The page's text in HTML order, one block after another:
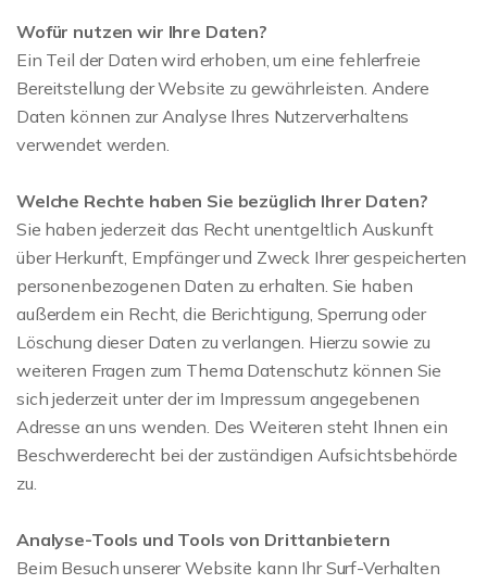
Wofür nutzen wir Ihre Daten?
Ein Teil der Daten wird erhoben, um eine fehlerfreie
Bereitstellung der Website zu gewährleisten. Andere
Daten können zur Analyse Ihres Nutzerverhaltens
verwendet werden.
Welche Rechte haben Sie bezüglich Ihrer Daten?
Sie haben jederzeit das Recht unentgeltlich Auskunft
über Herkunft, Empfänger und Zweck Ihrer gespeicherten
personenbezogenen Daten zu erhalten. Sie haben
außerdem ein Recht, die Berichtigung, Sperrung oder
Löschung dieser Daten zu verlangen. Hierzu sowie zu
weiteren Fragen zum Thema Datenschutz können Sie
sich jederzeit unter der im Impressum angegebenen
Adresse an uns wenden. Des Weiteren steht Ihnen ein
Beschwerderecht bei der zuständigen Aufsichtsbehörde
zu.
Analyse-Tools und Tools von Drittanbietern
Beim Besuch unserer Website kann Ihr Surf-Verhalten